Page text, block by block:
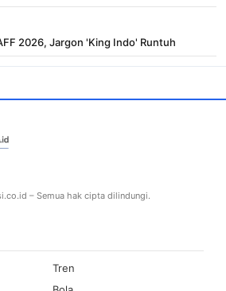
2026, Jargon 'King Indo' Runtuh
– Semua hak cipta dilindungi.
Tren